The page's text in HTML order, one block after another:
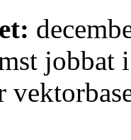
jobbat